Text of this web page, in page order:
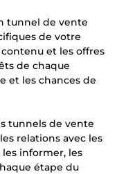
tunnel de vente
de votre
et les offres
de chaque
et les chances de
tunnels de vente
relations avec les
les informer, les
étape du